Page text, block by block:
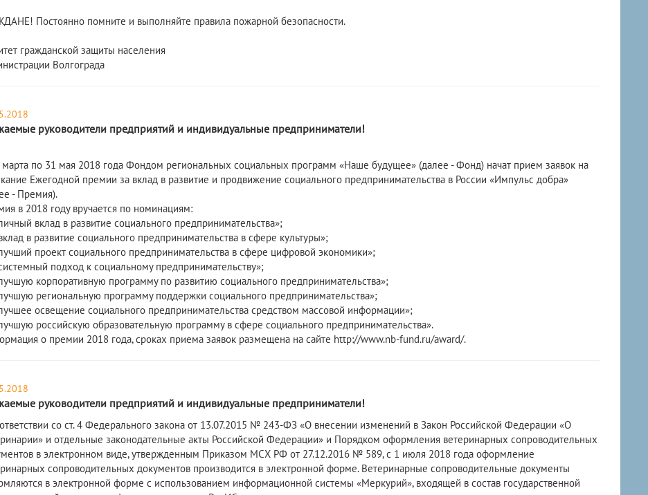
Постоянно помните и выполняйте правила пожарной безопасности.
гражданской защиты населения
Волгограда
руководители предприятий и индивидуальные предприниматели!
по 31 мая 2018 года Фондом региональных социальных программ «Наше будущее» (далее - Фонд) начат прием заявок на
Ежегодной премии за вклад в развитие и продвижение социального предпринимательства в России «Импульс добра»
- Премия).
в 2018 году вручается по номинациям:
вклад в развитие социального предпринимательства»;
в развитие социального предпринимательства в сфере культуры»;
проект социального предпринимательства в сфере цифровой экономики»;
подход к социальному предпринимательству»;
корпоративную программу по развитию социального предпринимательства»;
региональную программу поддержки социального предпринимательства»;
освещение социального предпринимательства средством массовой информации»;
российскую образовательную программу в сфере социального предпринимательства».
о премии 2018 года, сроках приема заявок размещена на сайте http://www.nb-fund.ru/award/.
руководители предприятий и индивидуальные предприниматели!
со ст. 4 Федерального закона от 13.07.2015 № 243-ФЗ «О внесении изменений в Закон Российской Федерации «О
и отдельные законодательные акты Российской Федерации» и Порядком оформления ветеринарных сопроводительных
в электронном виде, утвержденным Приказом МСХ РФ от 27.12.2016 № 589, с 1 июля 2018 года оформление
сопроводительных документов производится в электронной форме. Ветеринарные сопроводительные документы
в электронной форме с использованием информационной системы «Меркурий», входящей в состав государственной